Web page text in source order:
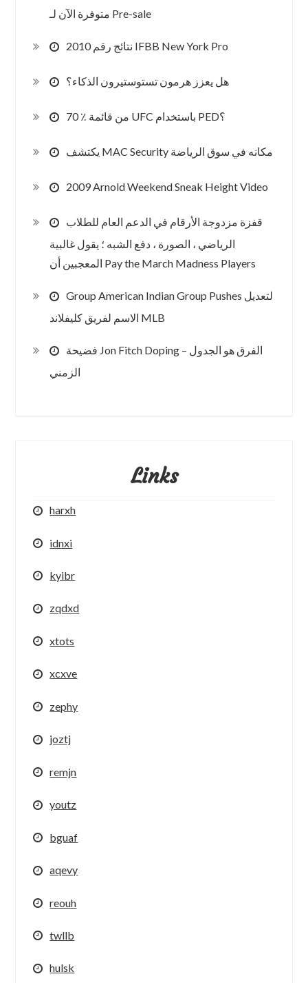
متوفرة الآن لـ Pre-sale
2010 نتائج رقم IFBB New York Pro
هل يعزز هرمون تستوستيرون الذكاء؟
70 ٪ من قائمة UFC باستخدام PED؟
يكتشف MAC Security مكانه في سوق الرياضة
2009 Arnold Weekend Sneak Height Video
قفزة مزدوجة الأرقام في الدعم العام للطلاب
الرياضي ، الصورة ، دفع الشبه ؛ يقول غالبية
المعجبين أن Pay the March Madness Players
Group American Indian Group Pushes لتعديل
الاسم لفريق كليفلاند MLB
فضيحة Jon Fitch Doping – الفرق هو الجدول
الزمني
Links
harxh
idnxi
kyibr
zqdxd
xtots
xcxve
zephy
joztj
remjn
youtz
bguaf
aqevy
reouh
twllb
hulsk